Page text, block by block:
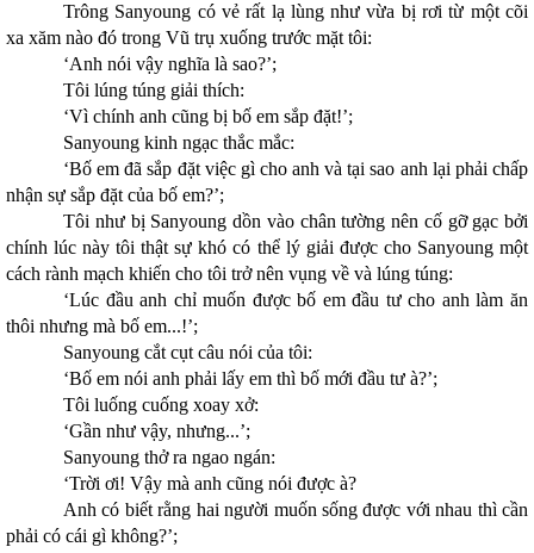
Trông Sanyoung có vẻ rất lạ lùng như vừa bị rơi từ một cõi
xa xăm nào đó trong Vũ trụ xuống trước mặt tôi:
‘Anh nói vậy nghĩa là sao?’;
Tôi lúng túng giải thích:
‘Vì chính anh cũng bị bố em sắp đặt!’;
Sanyoung kinh ngạc thắc mắc:
‘Bố em đã sắp đặt việc gì cho anh và tại sao anh lại phải chấp
nhận sự sắp đặt của bố em?’;
Tôi như bị Sanyoung dồn vào chân tường nên cố gỡ gạc bởi
chính lúc này tôi thật sự khó có thể lý giải được cho Sanyoung một
cách rành mạch khiến cho tôi trở nên vụng về và lúng túng:
‘Lúc đầu anh chỉ muốn được bố em đầu tư cho anh làm ăn
thôi nhưng mà bố em...!’;
Sanyoung cắt cụt câu nói của tôi:
‘Bố em nói anh phải lấy em thì bố mới đầu tư à?’;
Tôi luống cuống xoay xở:
‘Gần như vậy, nhưng...’;
Sanyoung thở ra ngao ngán:
‘Trời ơi! Vậy mà anh cũng nói được à?
Anh có biết rằng hai người muốn sống được với nhau thì cần
phải có cái gì không?’;